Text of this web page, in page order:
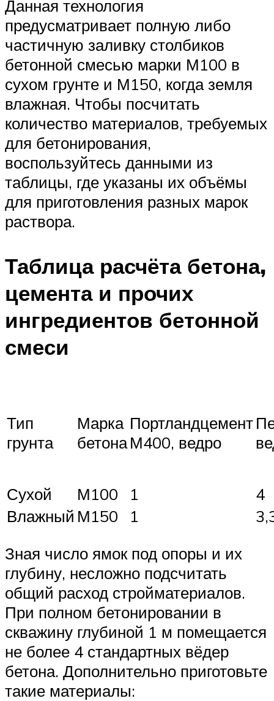
Данная технология
предусматривает полную либо
частичную заливку столбиков
бетонной смесью марки М100 в
сухом грунте и М150, когда земля
влажная. Чтобы посчитать
количество материалов, требуемых
для бетонирования,
воспользуйтесь данными из
таблицы, где указаны их объёмы
для приготовления разных марок
раствора.
Таблица расчёта бетона,
цемента и прочих
ингредиентов бетонной
смеси
Тип
грунта
Марка
бетона
Портландцемент
М400, ведро
Сухой М100 1
4
Влажный М150 1
Зная число ямок под опоры и их
глубину, несложно подсчитать
общий расход стройматериалов.
При полном бетонировании в
скважину глубиной 1 м помещается
не более 4 стандартных вёдер
бетона. Дополнительно приготовьте
такие материалы: